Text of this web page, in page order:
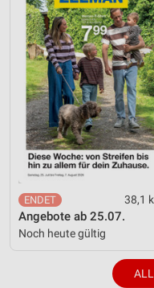
38,1
Angebote ab 25.07.
Noch heute gültig